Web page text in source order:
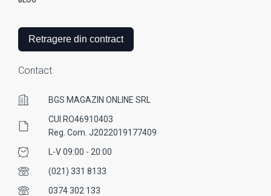
Retragere din contract
Contact
BGS MAGAZIN ONLINE SRL
CUI RO46910403
Reg. Com. J2022019177409
L-V 09:00 - 20:00
(021) 331 8133
0374 302 133